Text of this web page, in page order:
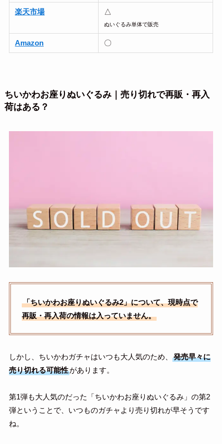
楽天市場 △
ぬいぐるみ単体で販売
Amazon 〇
ちいかわお座りぬいぐるみ｜売り切れで再販・再入
荷はある？
「ちいかわお座りぬいぐるみ2」について、現時点で
再販・再入荷の情報は入っていません。
しかし、ちいかわガチャはいつも大人気のため、
発売早々に
売り切れる可能性があります。
第1弾も大人気のだった「ちいかわお座りぬいぐるみ」の第2
弾ということで、いつものガチャより売り切れが早そうです
ね。